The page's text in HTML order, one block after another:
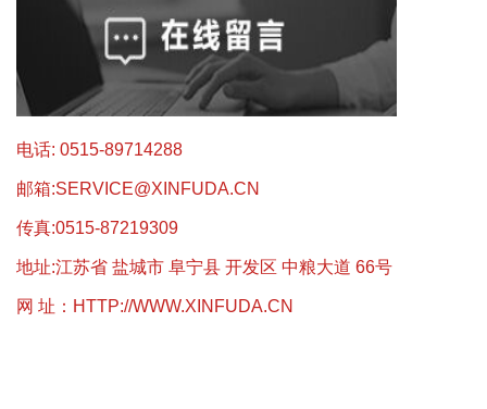
电话: 0515-89714288
邮箱:SERVICE@XINFUDA.CN
传真:0515-87219309
地址:江苏省 盐城市 阜宁县 开发区 中粮大道 66号
网 址： HTTP://WWW.XINFUDA.CN